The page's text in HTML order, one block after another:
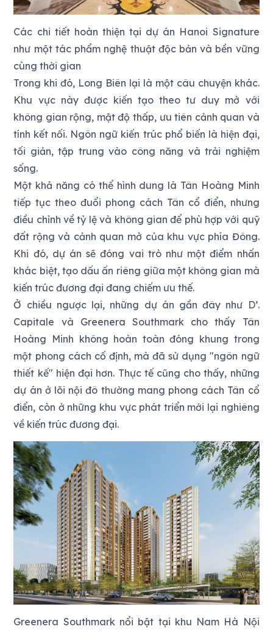
Các chi tiết hoàn thiện tại dự án Hanoi Signature
như một tác phẩm nghệ thuật độc bản và bền vững
cùng thời gian
Trong khi đó, Long Biên lại là một câu chuyện khác.
Khu vực này được kiến tạo theo tư duy mở với
không gian rộng, mật độ thấp, ưu tiên cảnh quan và
tính kết nối. Ngôn ngữ kiến trúc phổ biến là hiện đại,
tối giản, tập trung vào công năng và trải nghiệm
sống.
Một khả năng có thể hình dung là Tân Hoàng Minh
tiếp tục theo đuổi phong cách Tân cổ điển, nhưng
điều chỉnh về tỷ lệ và không gian để phù hợp với quỹ
đất rộng và cảnh quan mở của khu vực phía Đông.
Khi đó, dự án sẽ đóng vai trò như một điểm nhấn
khác biệt, tạo dấu ấn riêng giữa một không gian mà
kiến trúc đương đại đang chiếm ưu thế.
Ở chiều ngược lại, những dự án gần đây như D’.
Capitale và Greenera Southmark cho thấy Tân
Hoàng Minh không hoàn toàn đóng khung trong
một phong cách cố định, mà đã sử dụng "ngôn ngữ
thiết kế" hiện đại hơn. Thực tế cũng cho thấy, những
dự án ở lõi nội đô thường mang phong cách Tân cổ
điển, còn ở những khu vực phát triển mới lại nghiêng
về kiến trúc đương đại.
Greenera Southmark nổi bật tại khu Nam Hà Nội